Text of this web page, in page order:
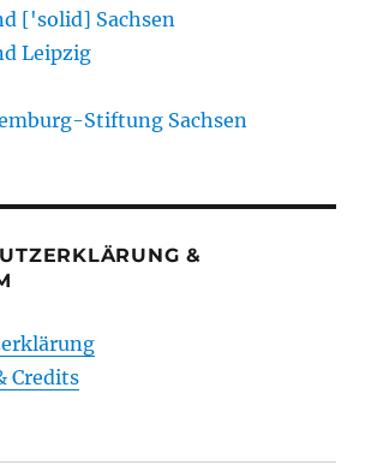
['solid] Sachsen
Leipzig
Stiftung Sachsen
&
Credits